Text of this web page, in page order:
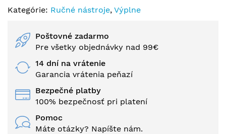
Kategórie: Ručné nástroje, Výplne
Poštovné zadarmo
Pre všetky objednávky nad 99€
14 dní na vrátenie
Garancia vrátenia peňazí
Bezpečné platby
100% bezpečnosť pri platení
Pomoc
Máte otázky? Napíšte nám.